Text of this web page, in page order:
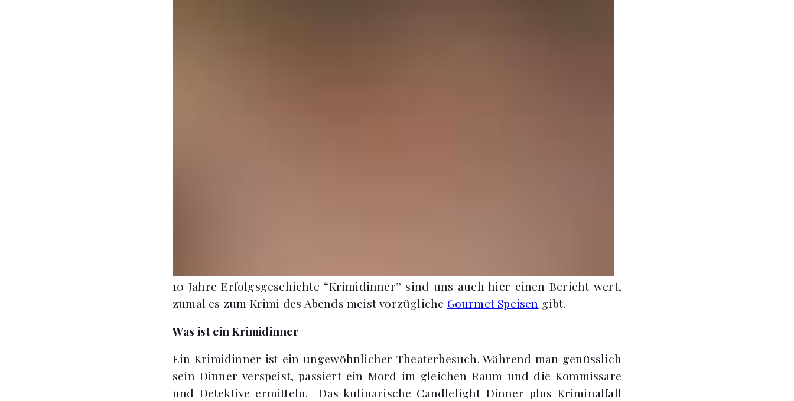
10 Jahre Erfolgsgeschichte “Krimidinner” sind uns auch hier einen Bericht wert,
zumal es zum Krimi des Abends meist vorzügliche Gourmet Speisen gibt.
Was ist ein Krimidinner
Ein Krimidinner ist ein ungewöhnlicher Theaterbesuch. Während man genüsslich
sein Dinner verspeist, passiert ein Mord im gleichen Raum und die Kommissare
und Detektive ermitteln. Das kulinarische Candlelight Dinner plus Kriminalfall